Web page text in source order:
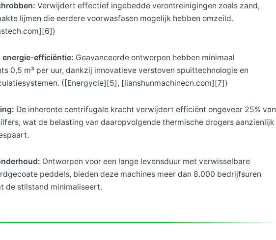
Verwijdert effectief ingebedde verontreinigingen zoals zand,
lijmen die eerdere voorwasfasen mogelijk hebben omzeild.
efficiëntie: Geavanceerde ontwerpen hebben minimaal
0,5 m³ per uur, dankzij innovatieve verstoven spuittechnologie en
([Energycle][5], [lianshunmachinecn.com][7])
De inherente centrifugale kracht verwijdert efficiënt ongeveer 25% van
wat de belasting van daaropvolgende thermische drogers aanzienlijk
Ontworpen voor een lange levensduur met verwisselbare
peddels, bieden deze machines meer dan 8.000 bedrijfsuren
de stilstand minimaliseert.